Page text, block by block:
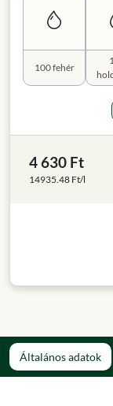
100 fehér
4 630 Ft
14935.48 Ft/l
Általános adatok